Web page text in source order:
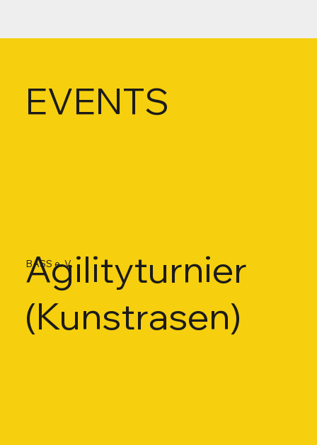
EVENTS
Agilityturnier
(Kunstrasen)
BASS e. V.